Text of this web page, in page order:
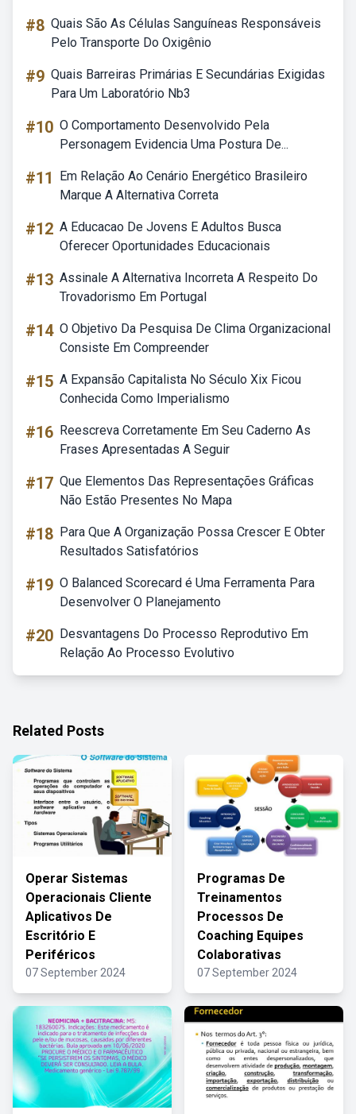
#8 Quais São As Células Sanguíneas Responsáveis
Pelo Transporte Do Oxigênio
#9 Quais Barreiras Primárias E Secundárias Exigidas
Para Um Laboratório Nb3
#10 O Comportamento Desenvolvido Pela
Personagem Evidencia Uma Postura De...
#11
Em Relação Ao Cenário Energético Brasileiro
Marque A Alternativa Correta
#12 A Educacao De Jovens E Adultos Busca
Oferecer Oportunidades Educacionais
#13 Assinale A Alternativa Incorreta A Respeito Do
Trovadorismo Em Portugal
#14 O Objetivo Da Pesquisa De Clima Organizacional
Consiste Em Compreender
#15 A Expansão Capitalista No Século Xix Ficou
Conhecida Como Imperialismo
#16 Reescreva Corretamente Em Seu Caderno As
Frases Apresentadas A Seguir
#17 Que Elementos Das Representações Gráficas
Não Estão Presentes No Mapa
#18 Para Que A Organização Possa Crescer E Obter
Resultados Satisfatórios
#19 O Balanced Scorecard é Uma Ferramenta Para
Desenvolver O Planejamento
#20 Desvantagens Do Processo Reprodutivo Em
Relação Ao Processo Evolutivo
Related Posts
Operar Sistemas
Operacionais Cliente
Aplicativos De
Escritório E
Periféricos
07 September 2024
Programas De
Treinamentos
Processos De
Coaching Equipes
Colaborativas
07 September 2024